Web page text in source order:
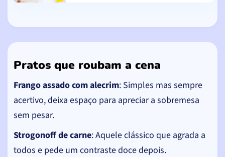
Pratos que roubam a cena
Frango assado com alecrim: Simples mas sempre
acertivo, deixa espaço para apreciar a sobremesa
sem pesar.
Strogonoff de carne: Aquele clássico que agrada a
todos e pede um contraste doce depois.